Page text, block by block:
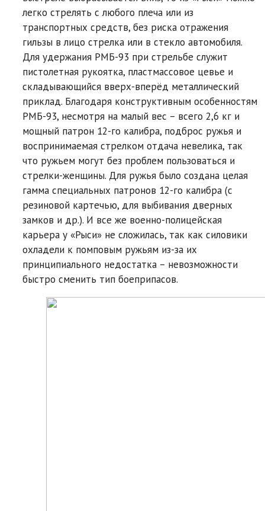
легко стрелять с любого плеча или из
транспортных средств, без риска отражения
гильзы в лицо стрелка или в стекло автомобиля.
Для удержания РМБ-93 при стрельбе служит
пистолетная рукоятка, пластмассовое цевье и
складывающийся вверх-вперёд металлический
приклад. Благодаря конструктивным особенностям
РМБ-93, несмотря на малый вес – всего 2,6 кг и
мощный патрон 12-го калибра, подброс ружья и
воспринимаемая стрелком отдача невелика, так
что ружьем могут без проблем пользоваться и
стрелки-женщины. Для ружья было создана целая
гамма специальных патронов 12-го калибра (с
резиновой картечью, для выбивания дверных
замков и др.). И все же военно-полицейская
карьера у «Рыси» не сложилась, так как силовики
охладели к помповым ружьям из-за их
принципиального недостатка – невозможности
быстро сменить тип боеприпасов.